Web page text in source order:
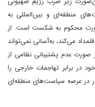
منطقه‌ای و بین‌المللی به
محکوم به شکست است. از
می‌کند، به‌آسانی نمی‌تواند
صورت عدم پشتیبانی نظامی از
در برابر تهاجمات خارجی را
در عرصه سیاست‌های منطقه‌ای